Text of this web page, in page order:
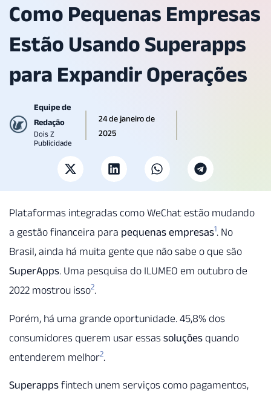
Como Pequenas Empresas
Estão Usando Superapps
para Expandir Operações
Equipe de
Redação
Dois Z
Publicidade
24 de janeiro de
2025
Plataformas integradas como WeChat estão mudando
a gestão financeira para pequenas empresas1. No
Brasil, ainda há muita gente que não sabe o que são
SuperApps. Uma pesquisa do ILUMEO em outubro de
2022 mostrou isso2.
Porém, há uma grande oportunidade. 45,8% dos
consumidores querem usar essas soluções quando
entenderem melhor2.
Superapps fintech unem serviços como pagamentos,